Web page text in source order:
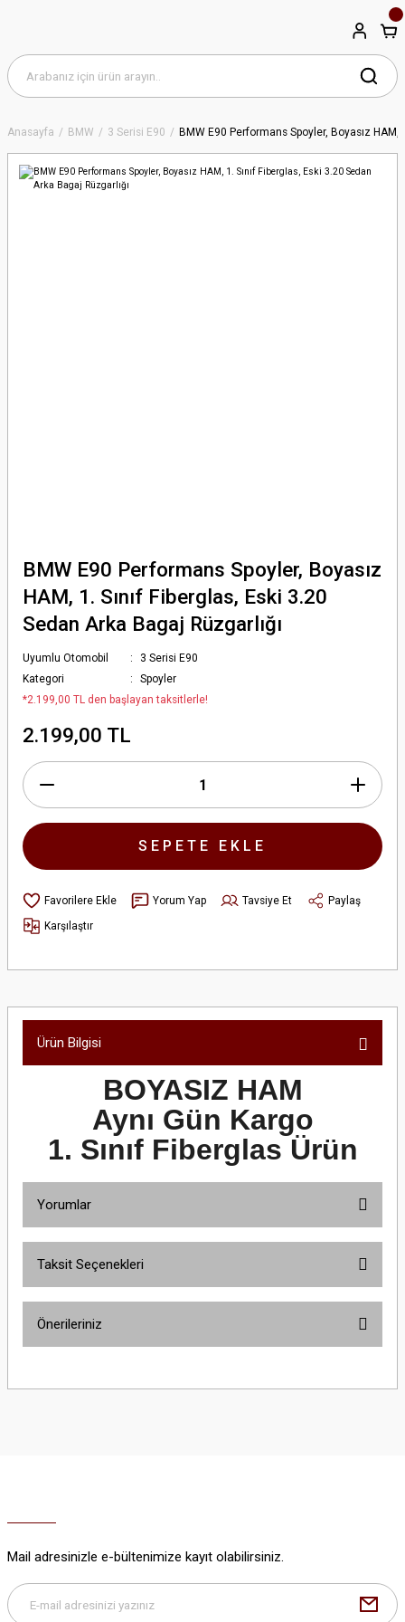
Anasayfa BMW 3 Serisi E90 BMW E90 Performans Spoyler, Boyasız HAM,
BMW E90 Performans Spoyler, Boyasız
HAM, 1. Sınıf Fiberglas, Eski 3.20
Sedan Arka Bagaj Rüzgarlığı
Uyumlu Otomobil
3 Serisi E90
Kategori
Spoyler
*2.199,00 TL den başlayan taksitlerle!
2.199,00 TL
SEPETE EKLE
Yorum Yap Tavsiye Et
Paylaş
Karşılaştır
Ürün Bilgisi
BOYASIZ HAM
Aynı Gün Kargo
1. Sınıf Fiberglas Ürün
Yorumlar
Taksit Seçenekleri
Önerileriniz
yetersiz gördüğünüz noktaları öneri formunu kullanarak tarafımıza
Bu ürüne benzer farklı alternatifler olmalı.
Mail adresinizle e-bültenimize kayıt olabilirsiniz.